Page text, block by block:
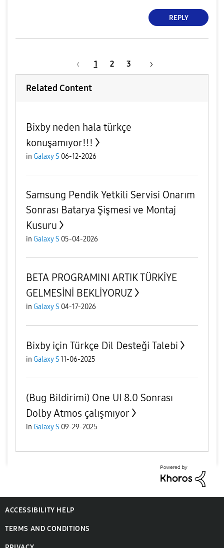
REPLY
1 2 3
Related Content
Bixby neden hala türkçe
konuşamıyor!!!
in Galaxy S 06-12-2026
Samsung Pendik Yetkili Servisi Onarım
Sonrası Batarya Şişmesi ve Montaj
Kusuru
in Galaxy S 05-04-2026
BETA PROGRAMINI ARTIK TÜRKİYE
GELMESİNİ BEKLİYORUZ
in Galaxy S 04-17-2026
Bixby için Türkçe Dil Desteği Talebi
in Galaxy S11-06-2025
(Bug Bildirimi) One UI 8.0 Sonrası
Dolby Atmos çalışmıyor
in Galaxy S 09-29-2025
ACCESSIBILITY HELP
TERMS AND CONDITIONS